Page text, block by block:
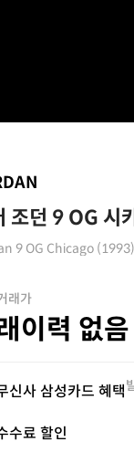
조던 9 OG 시
9 OG Chicago (1993)
래가
이력 없음
신사 삼성카드 혜택
수료 할인